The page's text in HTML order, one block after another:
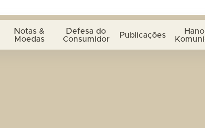
Notas &
Moedas
Defesa do
Consumidor Publicações Hanorin